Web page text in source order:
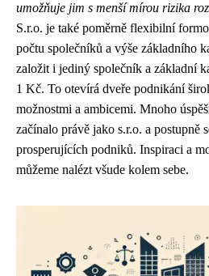
umožňuje jim s menší mírou rizika
S.r.o. je také poměrně flexibilní
počtu společníků a výše základního
založit i jediný společník a základní
1 Kč. To otevírá dveře podnikání
možnostmi a ambicemi. Mnoho
začínalo právě jako s.r.o. a postupně
prosperujících podniků. Inspiraci a
můžeme nalézt všude kolem sebe.